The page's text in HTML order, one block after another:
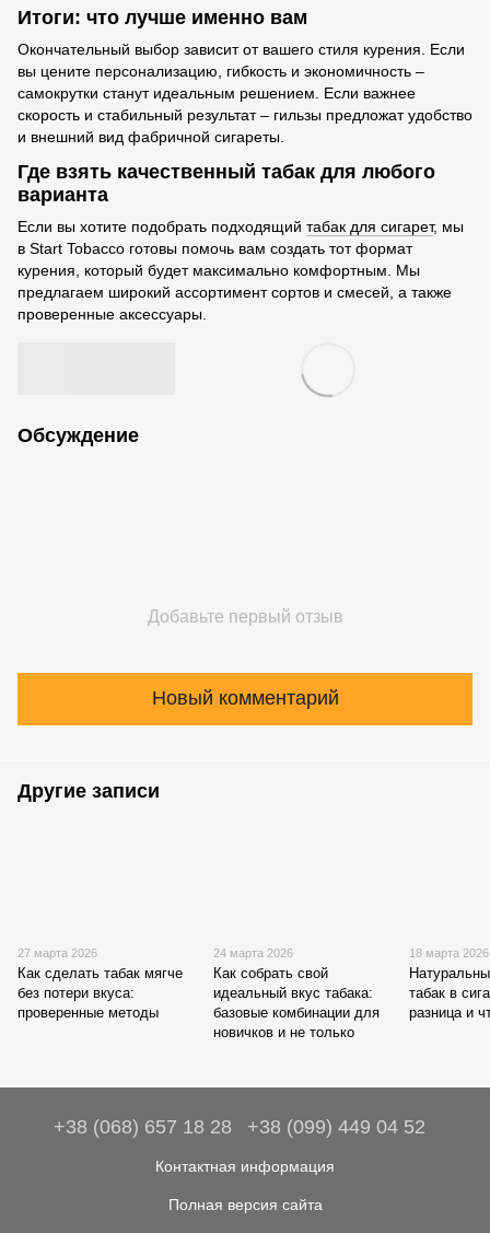
Итоги: что лучше именно вам
Окончательный выбор зависит от вашего стиля курения. Если
вы цените персонализацию, гибкость и экономичность –
самокрутки станут идеальным решением. Если важнее
скорость и стабильный результат – гильзы предложат удобство
и внешний вид фабричной сигареты.
Где взять качественный табак для любого
варианта
Если вы хотите подобрать подходящий табак для сигарет, мы
в Start Tobacco готовы помочь вам создать тот формат
курения, который будет максимально комфортным. Мы
предлагаем широкий ассортимент сортов и смесей, а также
проверенные аксессуары.
Обсуждение
Добавьте первый отзыв
Новый комментарий
Другие записи
27 марта 2026
Как сделать табак мягче
без потери вкуса:
проверенные методы
24 марта 2026
Как собрать свой
идеальный вкус табака:
базовые комбинации для
новичков и не только
18 марта 2026
табак в
разница и
+38 (068) 657 18 28 +38 (099) 449 04 52
Контактная информация
Полная версия сайта